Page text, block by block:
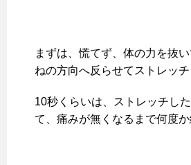
まずは、慌てず、体の力を抜
ねの方向へ反らせてストレッチ
10秒くらいは、ストレッチし
て、痛みが無くなるまで何度か